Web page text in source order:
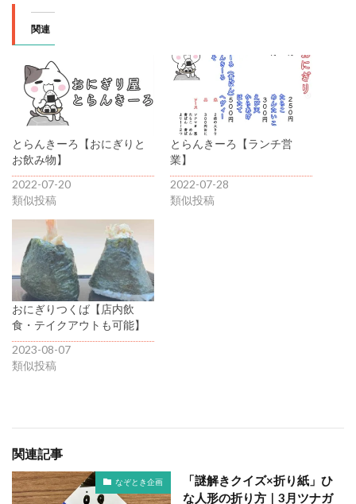
関連
とらんきーろ【おにぎりと
お飲み物】
2022-07-20
類似投稿
とらんきーろ【ランチ営
業】
2022-07-28
類似投稿
おにぎりつくば【店内飲
食・テイクアウトも可能】
2023-08-07
類似投稿
関連記事
なぞとき企画
「謎解きクイズ×折り紙」ひ
な人形の折り方｜3月ツナガ